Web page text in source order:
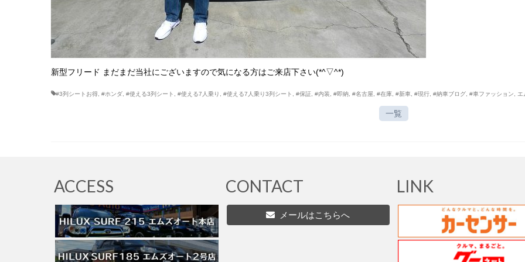
新型フリード まだまだ当社にございますので気になる方はご来店下さい(*^▽^*)
#3列シートお得 #ホンダ #使える3列シート #使える7人乗り #使える7人乗り3列シート #保証 #内装 #即納 #名古屋 #在庫 #新車 #現行 #納車ブログ #車ファッション エ
一覧
ACCESS CONTACT
メールはこちらへ
LINK